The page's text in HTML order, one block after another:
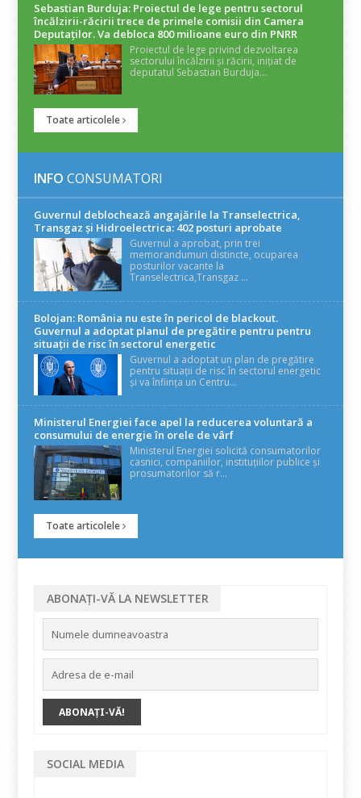
Sebastian Burduja: Proiectul de lege pentru sectorul
încălzirii-răcirii trece de primele comisii din Camera
Deputaților. Va debloca 800 milioane euro din PNRR
Proiectul de lege privind dezvoltarea
sectorului încălzirii și răcirii, inițiat de
deputatul Sebastian Burduja...
Toate articolele
INFO CONSUMATORI
Guvernul deblochează angajările la Transelectrica,
Transgaz și Hidroelectrica: 402 posturi aprobate
Guvernul a aprobat, prin trei
memorandumuri distincte, ocuparea
posturilor vacante la
Transelectrica,Transgaz ...
Bolojan: România nu este în pericol de blackout.
Guvernul a adoptat planul de pregătire pentru pentru
situații de risc în sectorul energetic
Guvernul a adoptat un plan de pregătire
pentru situații de risc în sectorul energetic
și va înființa un Centru...
Ministerul Energiei face apel la reducerea voluntară a
consumului de energie în orele de vârf
Ministerul Energiei solicită consumatorilor
casnici, companiilor, instituțiilor publice și
prosumatorilor să r...
Toate articolele
ABONAȚI-VĂ LA NEWSLETTER
SOCIAL MEDIA